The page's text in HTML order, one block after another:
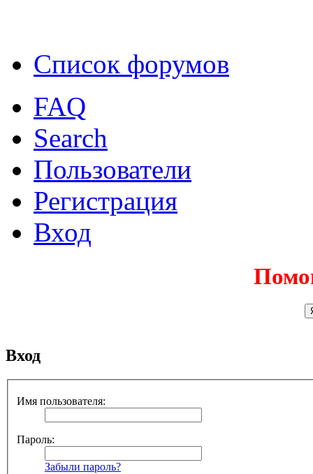
Список форумов
FAQ
Search
Пользователи
Регистрация
Вход
Вход
Имя пользователя:
Пароль:
Забыли пароль?